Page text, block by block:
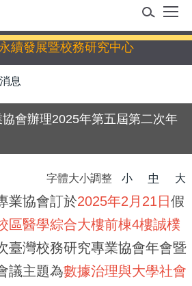
永續發展暨校務研究中心
息
會辦理2025年第五屆第二次年
字體大小調整 小 中 大
業協會訂於2025年2月21日 假
區醫學綜合大樓前棟4樓誠樸
臺灣校務研究專業協會年會暨
議主題為數據治理與大學社會